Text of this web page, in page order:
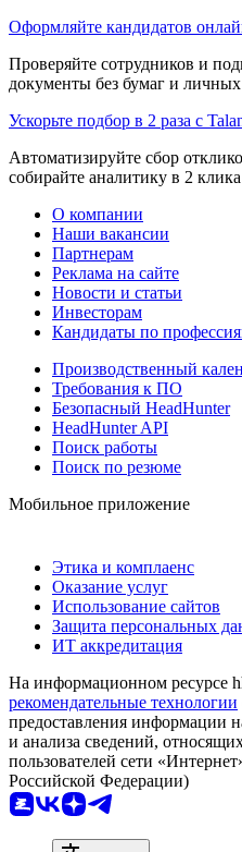
Оформляйте кандидатов
Проверяйте сотрудников и
документы без бумаг и личных
Ускорьте подбор в 2 раза с
Автоматизируйте сбор
собирайте аналитику в 2 клика
О компании
Наши вакансии
Партнерам
Реклама на сайте
Новости и статьи
Инвесторам
Кандидаты по
Производственный
Требования к ПО
Безопасный HeadHunter
HeadHunter API
Поиск работы
Поиск по резюме
Мобильное приложение
Этика и комплаенс
Оказание услуг
Использование сайтов
Защита персональных
ИТ аккредитация
На информационном ресурсе
рекомендательные технологии
предоставления информации
и анализа сведений,
пользователей сети
Российской Федерации)